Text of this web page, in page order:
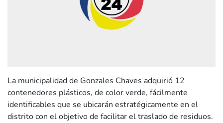
La municipalidad de Gonzales Chaves adquirió 12
contenedores plásticos, de color verde, fácilmente
identificables que se ubicarán estratégicamente en el
distrito con el objetivo de facilitar el traslado de residuos.